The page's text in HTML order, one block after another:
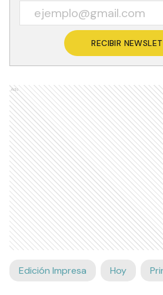
RECIBIR
Ads
Edición Impresa Hoy